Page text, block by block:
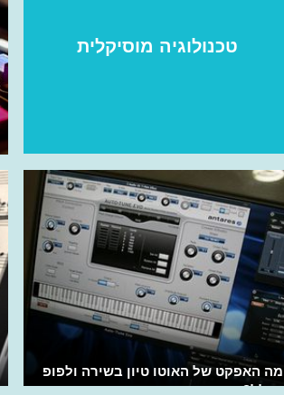
טכנולוגיה מוסיקלית
מה האפקט של האוטו טיון בשירה ולפופ
בכלל?